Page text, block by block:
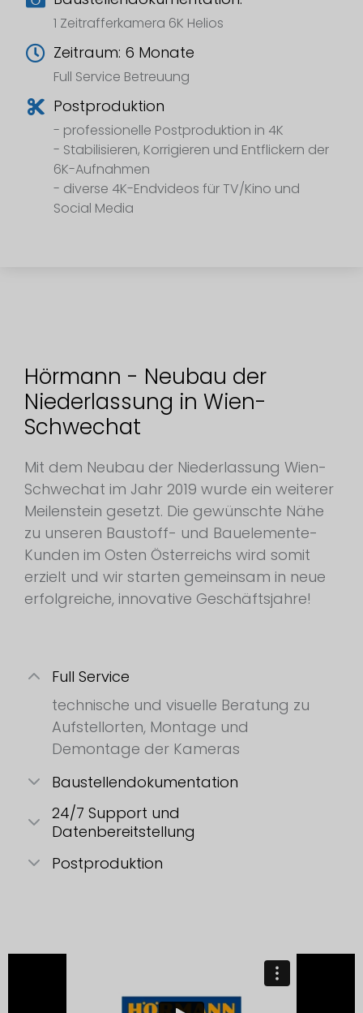
1 Zeitrafferkamera 6K Helios
Zeitraum: 6 Monate
Full Service Betreuung
Postproduktion
- professionelle Postproduktion in 4K
- Stabilisieren, Korrigieren und Entflickern der
6K-Aufnahmen
- diverse 4K-Endvideos für TV/Kino und
Social Media
Hörmann - Neubau der
Niederlassung in Wien-
Schwechat
Mit dem Neubau der Niederlassung Wien-
Schwechat im Jahr 2019 wurde ein weiterer
Meilenstein gesetzt. Die gewünschte Nähe
zu unseren Baustoff- und Bauelemente-
Kunden im Osten Österreichs wird somit
erzielt und wir starten gemeinsam in neue
erfolgreiche, innovative Geschäftsjahre!
Full Service
technische und visuelle Beratung zu
Aufstellorten, Montage und
Demontage der Kameras
Baustellendokumentation
24/7 Support und
Datenbereitstellung
Postproduktion